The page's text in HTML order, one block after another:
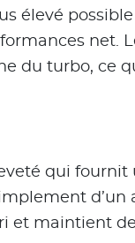
élevé
net.
du turbo, ce
qui fournit
et maintient